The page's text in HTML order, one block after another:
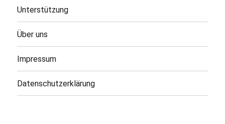
Unterstützung
Über uns
Impressum
Datenschutzerklärung